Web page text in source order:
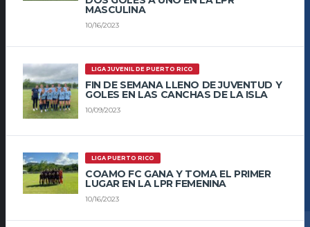
MASCULINA
10/16/2023
LIGA JUVENIL DE PUERTO RICO
FIN DE SEMANA LLENO DE JUVENTUD Y
GOLES EN LAS CANCHAS DE LA ISLA
10/09/2023
LIGA PUERTO RICO
COAMO FC GANA Y TOMA EL PRIMER
LUGAR EN LA LPR FEMENINA
10/16/2023